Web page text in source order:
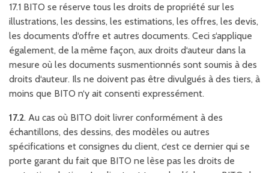
17.1 BITO se réserve tous les droits de propriété sur les
illustrations, les dessins, les estimations, les offres, les devis,
les documents d‘offre et autres documents. Ceci s‘applique
également, de la même façon, aux droits d‘auteur dans la
mesure où les documents susmentionnés sont soumis à des
droits d‘auteur. Ils ne doivent pas être divulgués à des tiers, à
moins que BITO n‘y ait consenti expressément.
17.2. Au cas où BITO doit livrer conformément à des
échantillons, des dessins, des modèles ou autres
spécifications et consignes du client, c‘est ce dernier qui se
porte garant du fait que BITO ne lèse pas les droits de